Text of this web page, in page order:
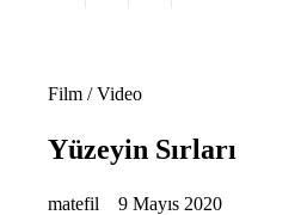
Film / Video
Yüzeyin Sırları
matefil 9 Mayıs 2020